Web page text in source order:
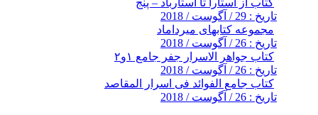
کتاب از آستارا تا استارباد – پنج
تاریخ : 29 / آگوست / 2018
مجموعه کتابهای میرداماد
تاریخ : 26 / آگوست / 2018
کتاب جواهر الاسرار جفر جامع ۱و۲
تاریخ : 26 / آگوست / 2018
کتاب جامع الفوائد فی اسرار المقاصد
تاریخ : 26 / آگوست / 2018